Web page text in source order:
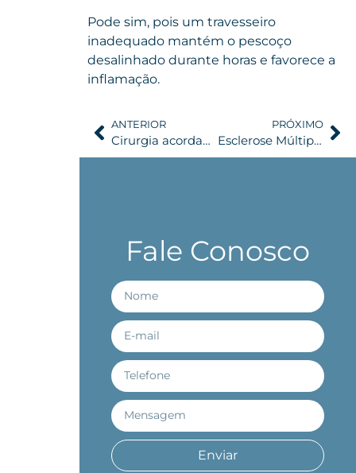
Pode sim, pois um travesseiro
inadequado mantém o pescoço
desalinhado durante horas e favorece a
inflamação.
ANTERIOR
Cirurgia acordada para tumores cerebrais: quando ela é indicada e por quê
PRÓXIMO
Esclerose Múltipla e Neuralgia do Trigêmeo: qual a relação?
Fale Conosco
Enviar